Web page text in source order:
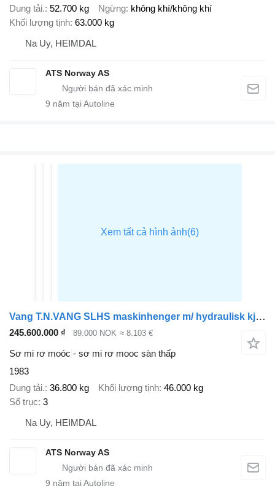
Dung tải. 52.700 kg Ngừng không khí/không khí
Khối lượng tịnh 63.000 kg
Na Uy, HEIMDAL
ATS Norway AS
9 năm tại Autoline
Vang T.N.VANG SLHS maskinhenger m/ hydraulisk kjørebroer
245.600.000 ₫ 89.000 NOK ≈ 8.103 €
Sơ mi rơ moóc - sơ mi rơ mooc sàn thấp
1983
Dung tải. 36.800 kg Khối lượng tịnh 46.000 kg
Số trục 3
Na Uy, HEIMDAL
ATS Norway AS
9 năm tại Autoline